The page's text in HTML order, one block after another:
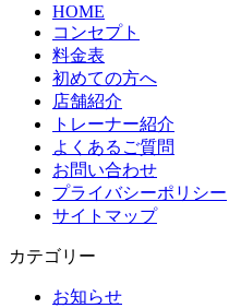
HOME
コンセプト
料金表
初めての方へ
店舗紹介
トレーナー紹介
よくあるご質問
お問い合わせ
プライバシーポリシー
サイトマップ
カテゴリー
お知らせ